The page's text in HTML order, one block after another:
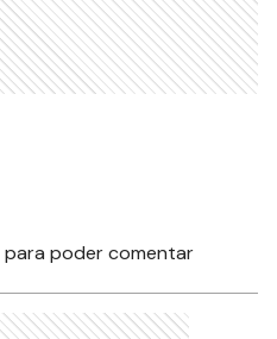
para poder comentar